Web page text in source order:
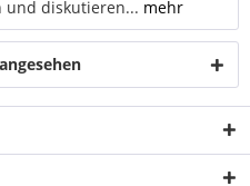
und diskutieren... mehr